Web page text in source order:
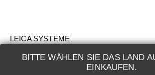
BITTE WÄHLEN SIE DAS LAND
EINKAUFEN.
LEICA SYSTEME
BEWERTUNG